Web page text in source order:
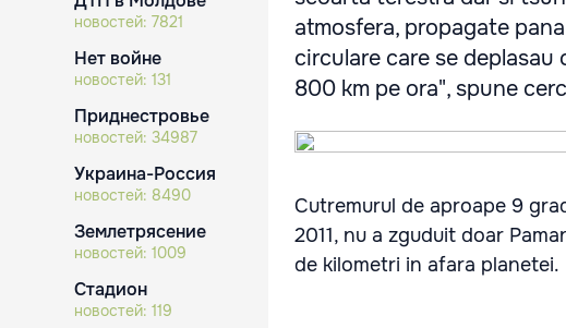
новостей: 7821
Нет войне
новостей: 131
Приднестровье
новостей: 34987
Украина-Россия
новостей: 8490
Землетрясение
новостей: 1009
Стадион
новостей: 119
atmosfera, propagate
circulare care se
800 km pe ora", spune
Cutremurul de aproape 9
2011, nu a zguduit doar
de kilometri in afara planetei.